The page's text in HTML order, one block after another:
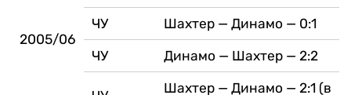
2005/06
ЧУ Шахтер — Динамо — 0:1
ЧУ Динамо — Шахтер — 2:2
Шахтер — Динамо — 2:1 (в